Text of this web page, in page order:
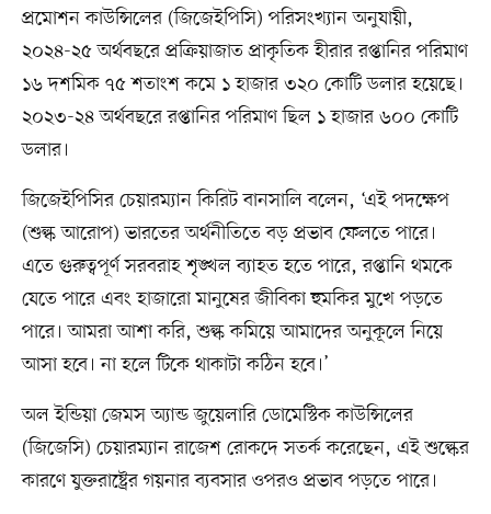
প্রমোশন কাউন্সিলের (জিজেইপিসি) পরিসংখ্যান অনুযায়ী,
২০২৪-২৫ অর্থবছরে প্রক্রিয়াজাত প্রাকৃতিক হীরার রপ্তানির পরিমাণ
১৬ দশমিক ৭৫ শতাংশ কমে ১ হাজার ৩২০ কোটি ডলার হয়েছে।
২০২৩-২৪ অর্থবছরে রপ্তানির পরিমাণ ছিল ১ হাজার ৬০০ কোটি
ডলার।
জিজেইপিসির চেয়ারম্যান কিরিট বানসালি বলেন, ‘এই পদক্ষেপ
(শুল্ক আরোপ) ভারতের অর্থনীতিতে বড় প্রভাব ফেলতে পারে।
এতে গুরুত্বপূর্ণ সরবরাহ শৃঙ্খল ব্যাহত হতে পারে, রপ্তানি থমকে
যেতে পারে এবং হাজারো মানুষের জীবিকা হুমকির মুখে পড়তে
পারে। আমরা আশা করি, শুল্ক কমিয়ে আমাদের অনুকূলে নিয়ে
আসা হবে। না হলে টিকে থাকাটা কঠিন হবে।’
অল ইন্ডিয়া জেমস অ্যান্ড জুয়েলারি ডোমেস্টিক কাউন্সিলের
(জিজেসি) চেয়ারম্যান রাজেশ রোকদে সতর্ক করেছেন, এই শুল্কের
কারণে যুক্তরাষ্ট্রের গয়নার ব্যবসার ওপরও প্রভাব পড়তে পারে।